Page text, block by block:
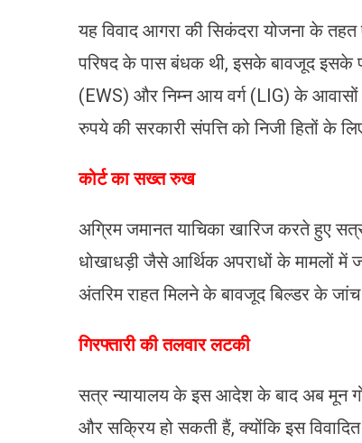
​यह विवाद आगरा की सिकंदरा योजना के
परिषद के पास बंधक थी, इसके बावजूद इसके
(EWS) और निम्न आय वर्ग (LIG) के आवासों
रुपये की सरकारी संपत्ति को निजी हितों के
​कोर्ट का सख्त रुख
अग्रिम जमानत याचिका खारिज करते हुए
धोखाधड़ी जैसे आर्थिक अपराधों के मामलों में
अंतरिम राहत मिलने के बावजूद बिल्डर के
​गिरफ्तारी की तलवार लटकी
​सत्र न्यायालय के इस आदेश के बाद अब मून
और सक्रिय हो सकती हैं, क्योंकि इस